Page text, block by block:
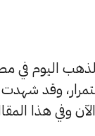
وقد